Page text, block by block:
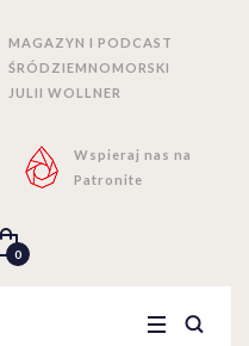
MAGAZYN I PODCAST
ŚRÓDZIEMNOMORSKI
JULII WOLLNER
Wspieraj nas na
Patronite
0